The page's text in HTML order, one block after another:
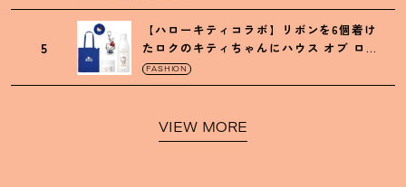
5
【ハローキティコラボ】リボンを6個着け
たロクのキティちゃんにハウス オブ ロー
ゼの限定パケも
FASHION
VIEW MORE